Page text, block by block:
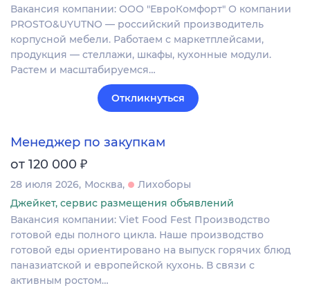
Вакансия компании: ООО "ЕвроКомфорт" О компании
PROSTO&UYUTNO — российский производитель
корпусной мебели. Работаем с маркетплейсами,
продукция — стеллажи, шкафы, кухонные модули.
Растем и масштабируемся…
Откликнуться
Менеджер по закупкам
от 120 000 ₽
28 июля 2026 Москва
Лихоборы
Джейкет, сервис размещения объявлений
Вакансия компании: Viet Food Fest Производство
готовой еды полного цикла. Наше производство
готовой еды ориентировано на выпуск горячих блюд
паназиатской и европейской кухонь. В связи с
активным ростом…